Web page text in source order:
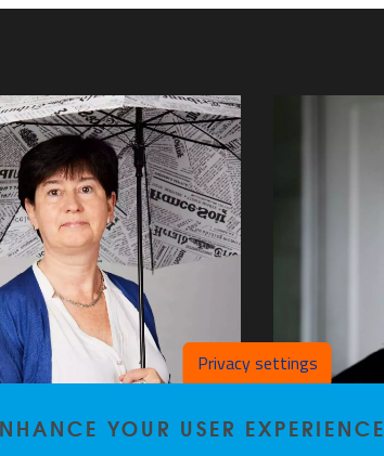
Privacy settings
YOUR USER EXPERIENCE